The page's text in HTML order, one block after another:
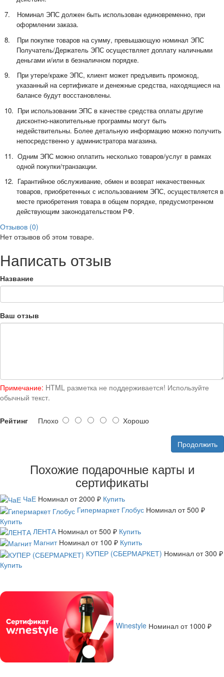
7.
Номинал ЭПС должен быть использован единовременно, при
оформлении заказа.
8.
При покупке товаров на сумму, превышающую номинал ЭПС
Получатель/Держатель ЭПС осуществляет доплату наличными
деньгами и/или в безналичном порядке.
9.
При утере/краже ЭПС, клиент может предъявить промокод,
указанный на сертификате и денежные средства, находящиеся на
балансе будут восстановлены.
10. При использовании ЭПС в качестве средства оплаты другие
дисконтно-накопительные программы могут быть
недействительны. Более детальную информацию можно получить
непосредственно у администратора магазина.
11. Одним ЭПС можно оплатить несколько товаров/услуг в рамках
одной покупки/транзакции.
12. Гарантийное обслуживание, обмен и возврат некачественных
товаров, приобретенных с использованием ЭПС, осуществляется в
месте приобретения товара в общем порядке, предусмотренном
действующим законодательством РФ.
Отзывов (0)
Нет отзывов об этом товаре.
Написать отзыв
Название
Ваш отзыв
Примечание: HTML разметка не поддерживается! Используйте
обычный текст.
Рейтинг Плохо Хорошо
Продолжить
Похожие подарочные карты и
сертификаты
ЧаЕ Номинал от 2000 ₽ Купить
Гипермаркет Глобус Номинал от 500 ₽
Купить
ЛЕНТА Номинал от 500 ₽ Купить
Магнит Номинал от 100 ₽ Купить
КУПЕР (СБЕРМАРКЕТ) Номинал от 300 ₽
Купить
Winestyle Номинал от 1000 ₽